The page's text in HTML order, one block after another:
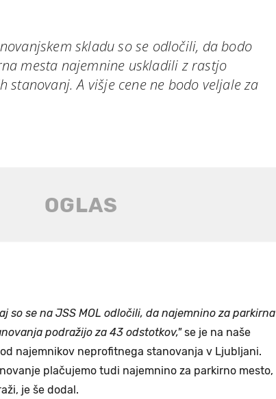
skladu so se odločili, da bodo
mesta najemnine uskladili z rastjo
stanovanj. A višje cene ne bodo veljale za
so se na JSS MOL odločili, da najemnino za parkirna
podražijo za 43 odstotkov,"se je na naše
najemnikov neprofitnega stanovanja v Ljubljani.
plačujemo tudi najemnino za parkirno mesto,
je še dodal.